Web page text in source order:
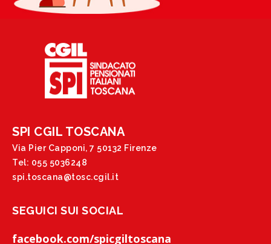
SPI CGIL TOSCANA
Via Pier Capponi, 7 50132 Firenze
Tel: 055 5036248
spi.toscana@tosc.cgil.it
SEGUICI SUI SOCIAL
facebook.com/spicgiltoscana